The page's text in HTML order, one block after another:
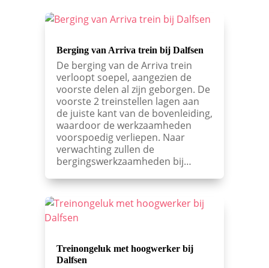
Berging van Arriva trein bij Dalfsen
De berging van de Arriva trein
verloopt soepel, aangezien de
voorste delen al zijn geborgen. De
voorste 2 treinstellen lagen aan
de juiste kant van de bovenleiding,
waardoor de werkzaamheden
voorspoedig verliepen. Naar
verwachting zullen de
bergingswerkzaamheden bij…
Treinongeluk met hoogwerker bij
Dalfsen